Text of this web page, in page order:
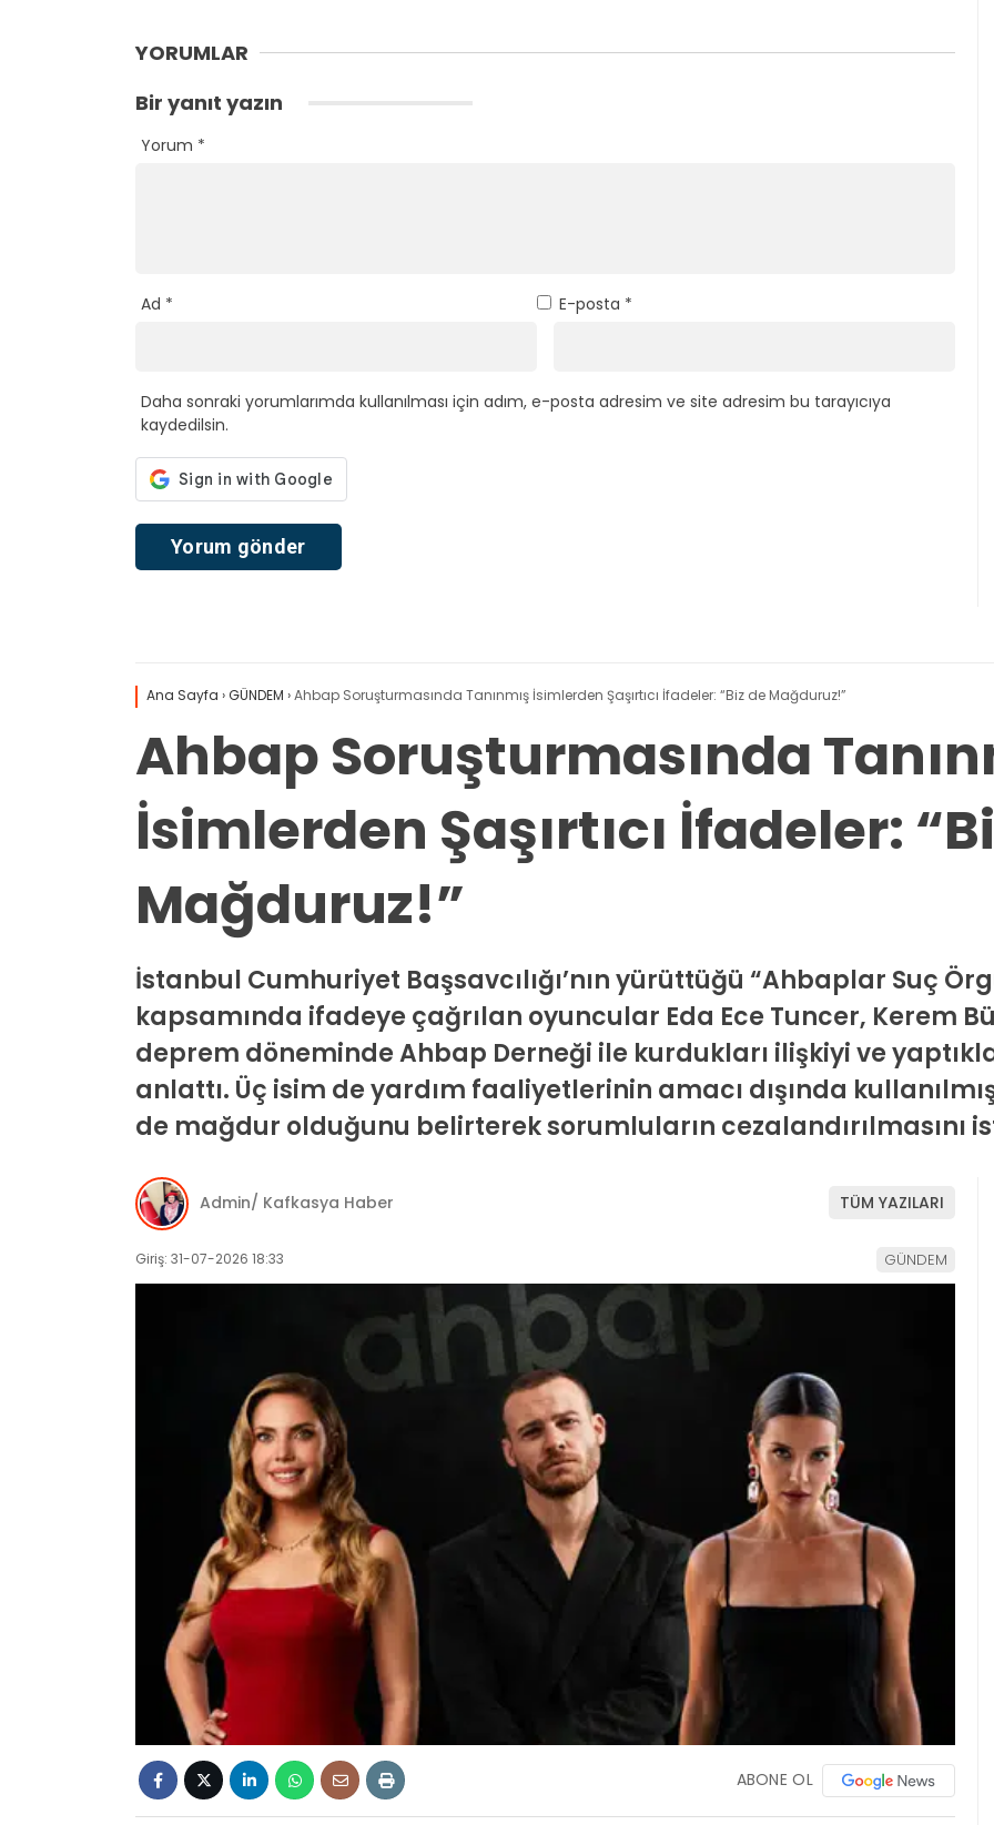
YORUMLAR
Bir yanıt yazın
Yorum *
Ad * E-posta *
Daha sonraki yorumlarımda kullanılması için adım, e-posta adresim ve site adresim bu tarayıcıya
kaydedilsin.
Ana Sayfa ›GÜNDEM ›Ahbap Soruşturmasında Tanınmış İsimlerden Şaşırtıcı İfadeler: “Biz de Mağduruz!”
Ahbap Soruşturmasında
İsimlerden Şaşırtıcı İfadeler:
Mağduruz!”
İstanbul Cumhuriyet Başsavcılığı’nın yürüttüğü “Ahbaplar Suç
kapsamında ifadeye çağrılan oyuncular Eda Ece Tuncer, Kerem
deprem döneminde Ahbap Derneği ile kurdukları ilişkiyi ve
anlattı. Üç isim de yardım faaliyetlerinin amacı dışında
de mağdur olduğunu belirterek sorumluların cezalandırılmasını
Admin/ Kafkasya Haber TÜM YAZILARI
Giriş: 31-07-2026 18:33 GÜNDEM
ABONE OL